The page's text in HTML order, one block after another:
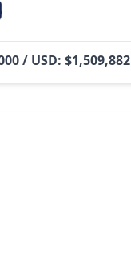
/ USD: $1,509,882